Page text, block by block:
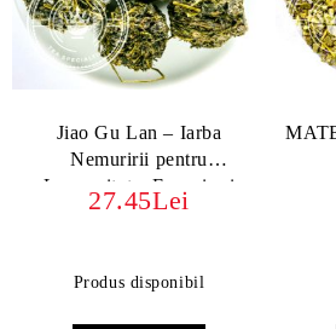
Jiao Gu Lan – Iarba
Nemuririi pentru
Longevitate, Energie și
Sănătate
27.45Lei
Produs disponibil